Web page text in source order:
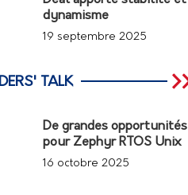
dynamisme
19 septembre 2025
TALK
De grandes opportunités
pour Zephyr RTOS Unix
16 octobre 2025